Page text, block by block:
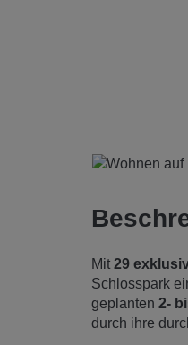
Mit 29
Schlosspark
geplanten 2-
durch ihre